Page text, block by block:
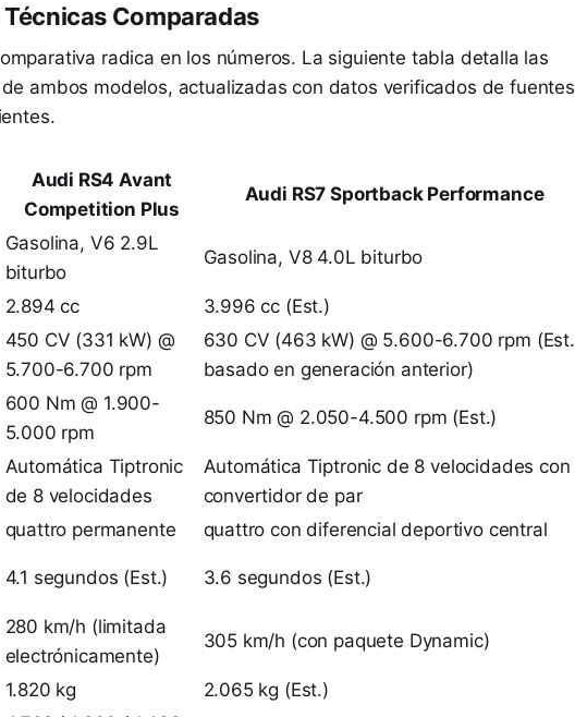
Comparadas
radica en los números. La siguiente tabla detalla las
ambos modelos, actualizadas con datos verificados de fuentes
Audi RS4 Avant
Competition Plus
Audi RS7 Sportback Performance
Gasolina, V6 2.9L
biturbo
Gasolina, V8 4.0L biturbo
2.894 cc 3.996 cc (Est.)
450 CV (331 kW) @
5.700-6.700 rpm
630 CV (463 kW) @ 5.600-6.700 rpm (Est.
basado en generación anterior)
600 Nm @ 1.900-
5.000 rpm
850 Nm @ 2.050-4.500 rpm (Est.)
Automática Tiptronic
de 8 velocidades
Automática Tiptronic de 8 velocidades con
convertidor de par
quattro permanente
quattro con diferencial deportivo central
4.1 segundos (Est.) 3.6 segundos (Est.)
280 km/h (limitada
electrónicamente)
305 km/h (con paquete Dynamic)
1.820 kg
2.065 kg (Est.)